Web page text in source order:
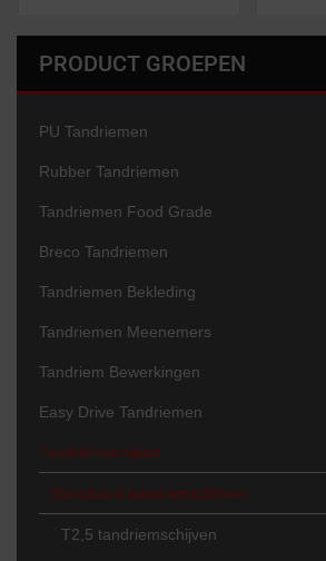
PRODUCT GROEPEN
PU Tandriemen
Rubber Tandriemen
Tandriemen Food Grade
Breco Tandriemen
Tandriemen Bekleding
Tandriemen Meenemers
Tandriem Bewerkingen
Easy Drive Tandriemen
Tandriemschijven
Standaard tandriemschijven
T2,5 tandriemschijven